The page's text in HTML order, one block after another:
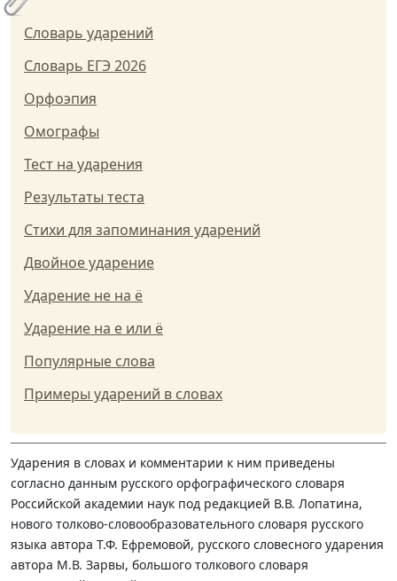
Словарь ударений
Словарь ЕГЭ 2026
Орфоэпия
Омографы
Тест на ударения
Результаты теста
Стихи для запоминания ударений
Двойное ударение
Ударение не на ё
Ударение на е или ё
Популярные слова
Примеры ударений в словах
Ударения в словах и комментарии к ним приведены
согласно данным русского орфографического словаря
Российской академии наук под редакцией В.В. Лопатина,
нового толково-словообразовательного словаря русского
языка автора Т.Ф. Ефремовой, русского словесного ударения
автора М.В. Зарвы, большого толкового словаря